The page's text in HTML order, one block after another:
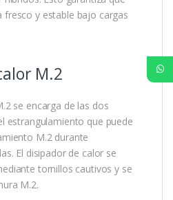
fresco y estable bajo cargas
M.2
se encarga de las dos
estrangulamiento que puede
M.2 durante
El disipador de calor se
tornillos cautivos y se
M.2.